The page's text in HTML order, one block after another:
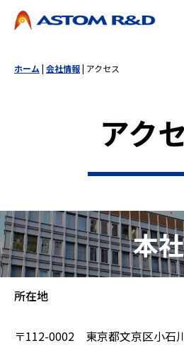
ホーム | 会社情報| アクセス
アク
本社
所在地
〒112-0002 東京都文京区小